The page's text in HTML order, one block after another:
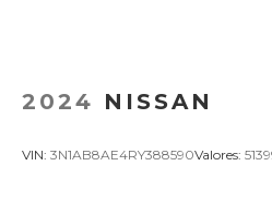
2024 NISSAN
VIN: 3N1AB8AE4RY388590Valores: